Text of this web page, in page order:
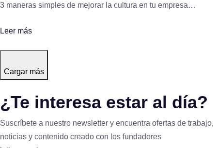
3 maneras simples de mejorar la cultura en tu empresa…
Leer más
Cargar más
¿Te interesa estar al día?
Suscríbete a nuestro newsletter y encuentra ofertas de trabajo,
noticias y contenido creado con los fundadores